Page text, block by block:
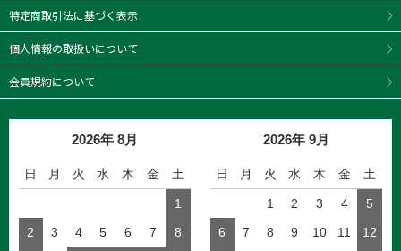
特定商取引法に基づく表示
個人情報の取扱いについて
会員規約について
2026年 8月
日 月 火 水 木 金 土
1
2
3 4 5 6 7
8
2026年 9月
日 月 火 水 木 金 土
1 2 3 4
5
6
7 8 9 10 11
12